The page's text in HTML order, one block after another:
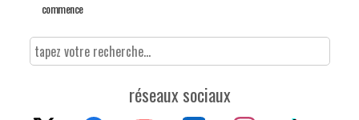
commence
réseaux sociaux